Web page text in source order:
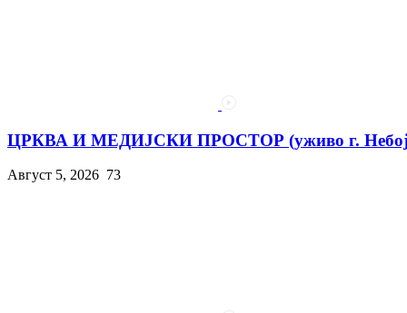
ЦРКВА И МЕДИЈСКИ ПРОСТОР (уживо г.
Август 5, 2026 73